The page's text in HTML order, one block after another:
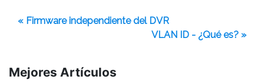
« Firmware independiente del DVR
VLAN ID - ¿Qué es? »
Mejores Artículos